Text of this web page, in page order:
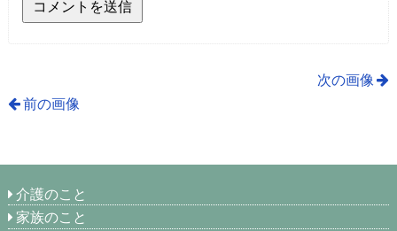
次の画像
前の画像
介護のこと
家族のこと